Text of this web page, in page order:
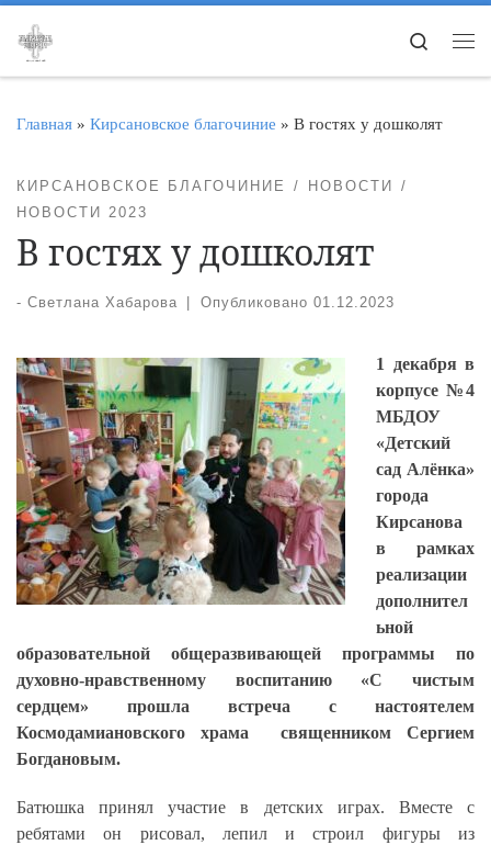
Перейти к содержимому
Search
Главная » Кирсановское благочиние » В гостях у дошколят
КИРСАНОВСКОЕ БЛАГОЧИНИЕ
НОВОСТИ
НОВОСТИ 2023
В гостях у дошколят
- Светлана Хабарова Опубликовано 01.12.2023
1 декабря в
корпусе №4
МБДОУ
«Детский
сад Алёнка»
города
Кирсанова
в рамках
реализации
дополнител
ьной
образовательной общеразвивающей программы по
духовно-нравственному воспитанию «С чистым
сердцем» прошла встреча с настоятелем
Космодамиановского храма священником Сергием
Богдановым.
Батюшка принял участие в детских играх. Вместе с
ребятами он рисовал, лепил и строил фигуры из